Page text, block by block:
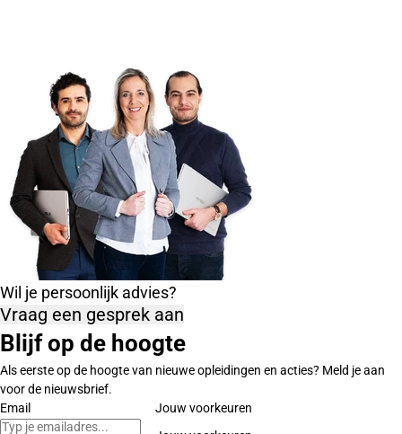
Wil je persoonlijk advies?
Vraag een gesprek aan
Blijf op de hoogte
Als eerste op de hoogte van nieuwe opleidingen en acties? Meld je aan
voor de nieuwsbrief.
Email
Jouw voorkeuren